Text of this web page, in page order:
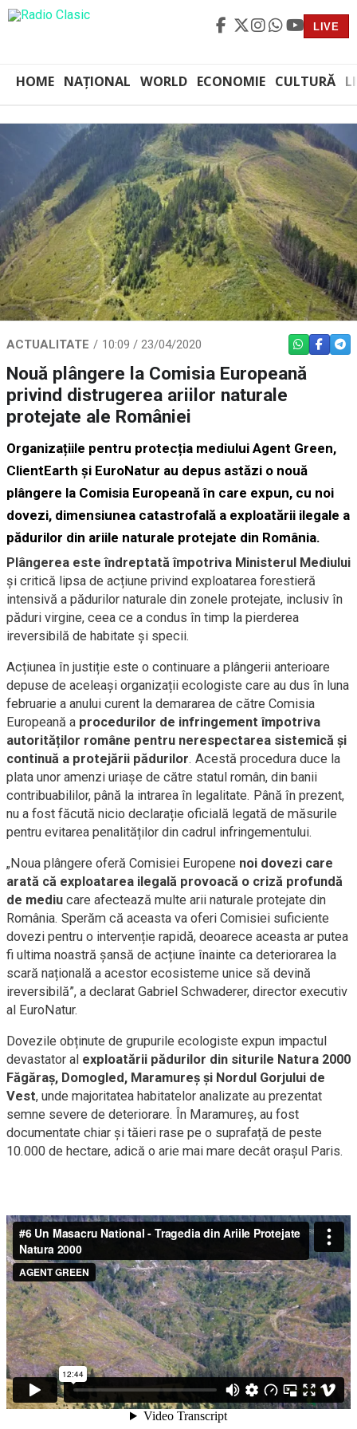
LIVE
HOME NAȚIONAL WORLD ECONOMIE CULTURĂ
ACTUALITATE 10:09 / 23/04/2020 WHATSAPP
Nouă plângere la Comisia Europeană
privind distrugerea ariilor naturale
protejate ale României
Organizațiile pentru protecția mediului Agent Green,
ClientEarth și EuroNatur au depus astăzi o nouă
plângere la Comisia Europeană în care expun, cu noi
dovezi, dimensiunea catastrofală a exploatării ilegale a
pădurilor din ariile naturale protejate din România.
Plângerea este îndreptată împotriva Ministerul Mediului
și critică lipsa de acțiune privind exploatarea forestieră
intensivă a pădurilor naturale din zonele protejate, inclusiv în
păduri virgine, ceea ce a condus în timp la pierderea
ireversibilă de habitate și specii.
Acțiunea în justiție este o continuare a plângerii anterioare
depuse de aceleași organizații ecologiste care au dus în luna
februarie a anului curent la demararea de către Comisia
Europeană a procedurilor de infringement împotriva
autorităților române pentru nerespectarea sistemică și
continuă a protejării pădurilor. Acestă procedura duce la
plata unor amenzi uriașe de către statul român, din banii
contribuabililor, până la intrarea în legalitate. Până în prezent,
nu a fost făcută nicio declarație oficială legată de măsurile
pentru evitarea penalităților din cadrul infringementului.
„Noua plângere oferă Comisiei Europene noi dovezi care
arată că exploatarea ilegală provoacă o criză profundă
de mediu care afectează multe arii naturale protejate din
România. Sperăm că aceasta va oferi Comisiei suficiente
dovezi pentru o intervenție rapidă, deoarece aceasta ar putea
fi ultima noastră șansă de acțiune înainte ca deteriorarea la
scară națională a acestor ecosisteme unice să devină
ireversibilă”, a declarat Gabriel Schwaderer, director executiv
al EuroNatur.
Dovezile obținute de grupurile ecologiste expun impactul
devastator al exploatării pădurilor din siturile Natura 2000
Făgăraș, Domogled, Maramureș și Nordul Gorjului de
Vest, unde majoritatea habitatelor analizate au prezentat
semne severe de deteriorare. În Maramureș, au fost
documentate chiar și tăieri rase pe o suprafață de peste
10.000 de hectare, adică o arie mai mare decât orașul Paris.